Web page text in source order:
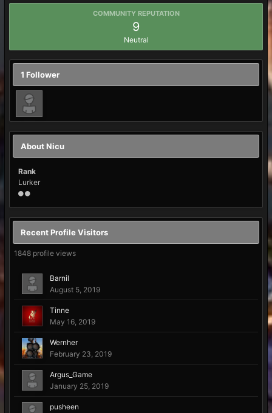
COMMUNITY REPUTATION
9
Neutral
1 Follower
About Nicu
Rank
Lurker
Recent Profile Visitors
1848 profile views
Barnil
August 5, 2019
Tinne
May 16, 2019
Wernher
February 23, 2019
Argus_Game
January 25, 2019
pusheen